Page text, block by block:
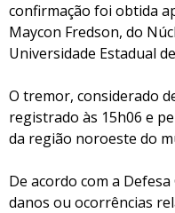
confirmação foi obtida
Maycon Fredson, do
Universidade Estadual
O tremor, considerado
registrado às 15h06 e
da região noroeste do
De acordo com a
danos ou ocorrências